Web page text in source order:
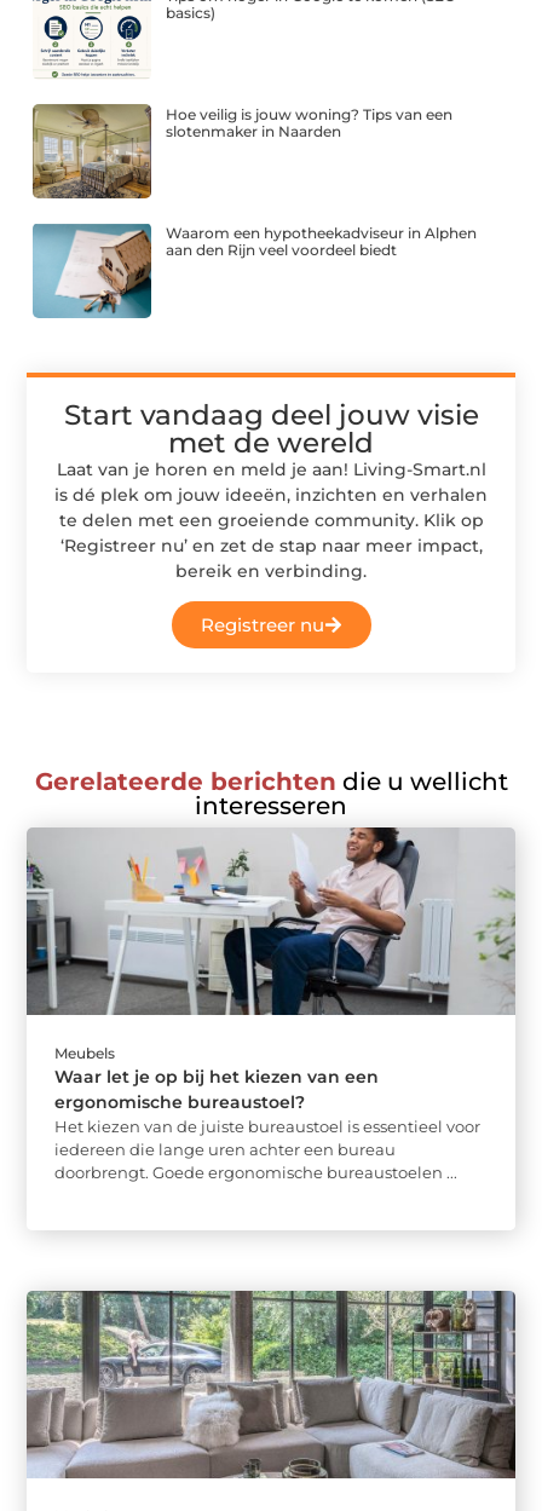
basics)
Hoe veilig is jouw woning? Tips van een
slotenmaker in Naarden
Waarom een hypotheekadviseur in Alphen
aan den Rijn veel voordeel biedt
Start vandaag deel jouw visie
met de wereld
Laat van je horen en meld je aan! Living-Smart.nl
is dé plek om jouw ideeën, inzichten en verhalen
te delen met een groeiende community. Klik op
‘Registreer nu’ en zet de stap naar meer impact,
bereik en verbinding.
Registreer nu
Gerelateerde berichten die u wellicht
interesseren
Meubels
Waar let je op bij het kiezen van een
ergonomische bureaustoel?
Het kiezen van de juiste bureaustoel is essentieel voor
iedereen die lange uren achter een bureau
doorbrengt. Goede ergonomische bureaustoelen ...